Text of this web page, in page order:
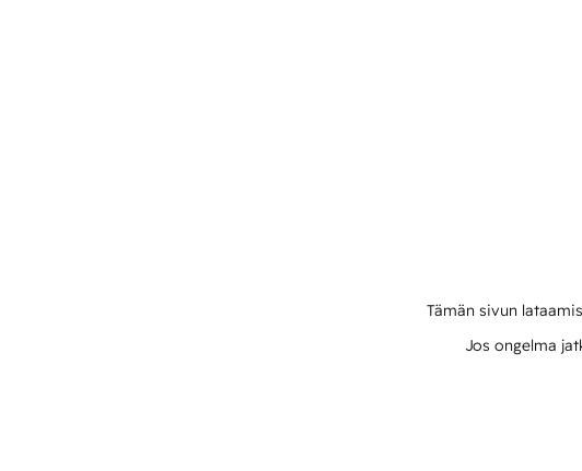
Tämän sivun
Jos ongelma